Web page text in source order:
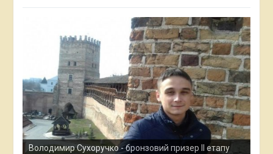
Остап Кардаш - бронзовий призер ІІ етапу